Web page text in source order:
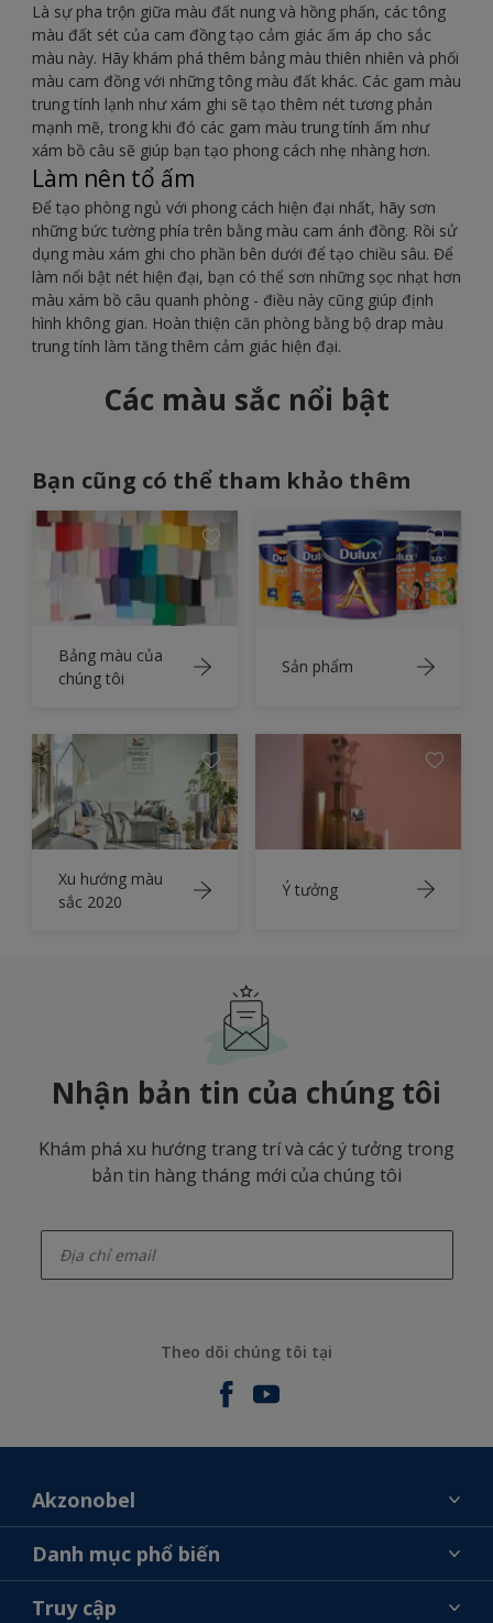
Là sự pha trộn giữa màu đất nung và hồng phấn, các tông
màu đất sét của cam đồng tạo cảm giác ấm áp cho sắc
màu này. Hãy khám phá thêm bảng màu thiên nhiên và phối
màu cam đồng với những tông màu đất khác. Các gam màu
trung tính lạnh như xám ghi sẽ tạo thêm nét tương phản
mạnh mẽ, trong khi đó các gam màu trung tính ấm như
xám bồ câu sẽ giúp bạn tạo phong cách nhẹ nhàng hơn.
Làm nên tổ ấm
Để tạo phòng ngủ với phong cách hiện đại nhất, hãy sơn
những bức tường phía trên bằng màu cam ánh đồng. Rồi sử
dụng màu xám ghi cho phần bên dưới để tạo chiều sâu. Để
làm nổi bật nét hiện đại, bạn có thể sơn những sọc nhạt hơn
màu xám bồ câu quanh phòng - điều này cũng giúp định
hình không gian. Hoàn thiện căn phòng bằng bộ drap màu
trung tính làm tăng thêm cảm giác hiện đại.
Các màu sắc nổi bật
Bạn cũng có thể tham khảo thêm
Bảng màu của
chúng tôi
Sản phẩm
Xu hướng màu
sắc 2020
Ý tưởng
Nhận bản tin của chúng tôi
Khám phá xu hướng trang trí và các ý tưởng trong
bản tin hàng tháng mới của chúng tôi
Theo dõi chúng tôi tại
Akzonobel
Giới thiệu về AkzoNobel
Liên hệ chúng tôi
Tìm một cửa hàng
Danh mục phổ biến
Tìm màu sắc
Truy cập